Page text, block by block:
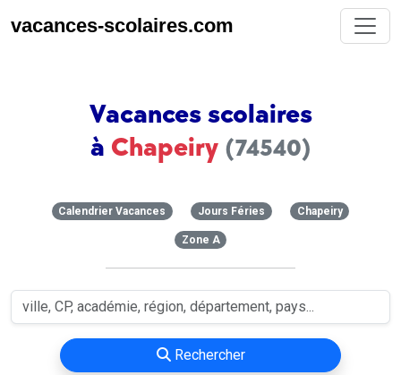
vacances-scolaires.com
Vacances scolaires
à Chapeiry (74540)
Calendrier Vacances Jours Féries Chapeiry
Zone A
Rechercher